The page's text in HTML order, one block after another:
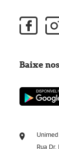
Rua
Baixe